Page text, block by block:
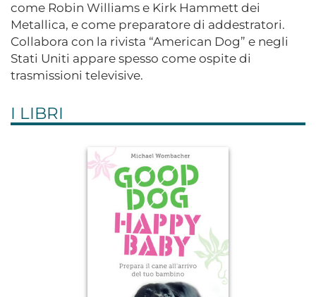
come Robin Williams e Kirk Hammett dei
Metallica, e come preparatore di addestratori.
Collabora con la rivista “American Dog” e negli
Stati Uniti appare spesso come ospite di
trasmissioni televisive.
I LIBRI